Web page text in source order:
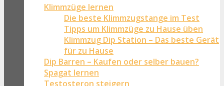
Klimmzüge lernen
Die beste Klimmzugstange im Test
Tipps um Klimmzüge zu Hause üben
Klimmzug Dip Station – Das beste Gerät
für zu Hause
Dip Barren – Kaufen oder selber bauen?
Spagat lernen
Testosteron steigern